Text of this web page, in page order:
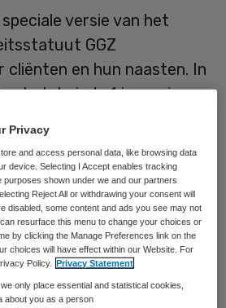
versie van het
GGZ
cliënten en hun naasten. In
dat sinds 1 januari
moeten voldoen.
staat wat een cliënt
verwachten van de ggz.
op 22 augustus. De
is geschreven
en
Privacy
and access personal data, like browsing data
device. Selecting I Accept enables tracking
purposes shown under we and our partners
Reject All or withdrawing your consent will
disabled, some content and ads you see may not
resurface this menu to change your choices or
by clicking the Manage Preferences link on the
choices will have effect within our Website. For
Policy.
Privacy Statement
only place essential and statistical cookies,
about you as a person